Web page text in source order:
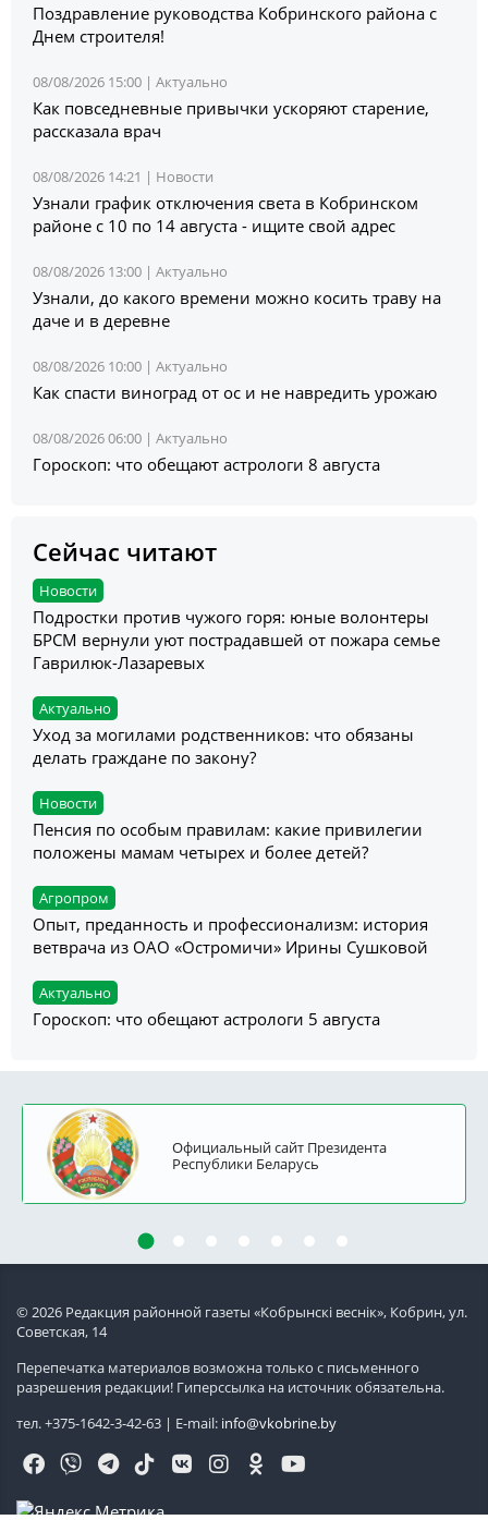
Поздравление руководства Кобринского района с
Днем строителя!
08/08/2026 15:00 | Актуально
Как повседневные привычки ускоряют старение,
рассказала врач
08/08/2026 14:21 | Новости
Узнали график отключения света в Кобринском
районе с 10 по 14 августа - ищите свой адрес
08/08/2026 13:00 | Актуально
Узнали, до какого времени можно косить траву на
даче и в деревне
08/08/2026 10:00 | Актуально
Как спасти виноград от ос и не навредить урожаю
08/08/2026 06:00 | Актуально
Гороскоп: что обещают астрологи 8 августа
Сейчас читают
Новости
Подростки против чужого горя: юные волонтеры
БРСМ вернули уют пострадавшей от пожара семье
Гаврилюк-Лазаревых
Актуально
Уход за могилами родственников: что обязаны
делать граждане по закону?
Новости
Пенсия по особым правилам: какие привилегии
положены мамам четырех и более детей?
Агропром
Опыт, преданность и профессионализм: история
ветврача из ОАО «Остромичи» Ирины Сушковой
Актуально
Гороскоп: что обещают астрологи 5 августа
Официальный сайт Президента
Республики Беларусь
© 2026 Редакция районной газеты «Кобрынскi веснiк», Кобрин, ул.
Советская, 14
Перепечатка материалов возможна только с письменного
разрешения редакции! Гиперссылка на источник обязательна.
тел. +375-1642-3-42-63 | E-mail: info@vkobrine.by